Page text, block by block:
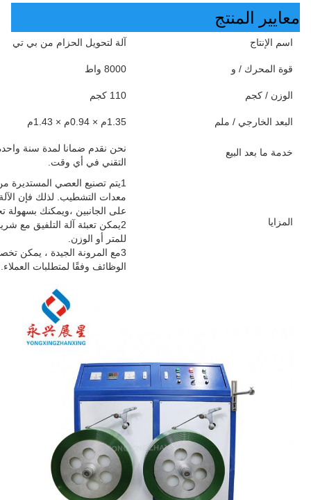
معايير المنتج
اسم الإنتاج آلة لتحويل الحزام من بي تي
قوة المحرك / و 8000 واط
الوزن / كجم 110 كجم
البعد الخارجي / ملم 1.35م × 0.94م × 1.43م
خدمة ما بعد البيع
نحن نقدم ضمانا لمدة سنة
التقني في أي وقت.
المزايا
1يتم تصنيع العصي المستديرة
معدات التشطيب. لذلك فإن
على الجانبين ،ويمكنك بسهولة
للمتر أو الوزن.
3مع المرونة الجيدة ، يمكن
الوظائف وفقًا لمتطلبات العملاء.